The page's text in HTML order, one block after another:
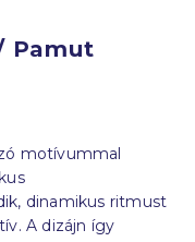
Pamut
motívummal
dinamikus ritmust
A dizájn így